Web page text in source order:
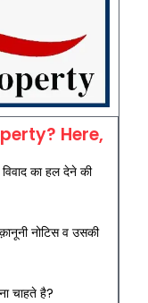
Here,
का हल देने की
नोटिस व उसकी
चाहते है?